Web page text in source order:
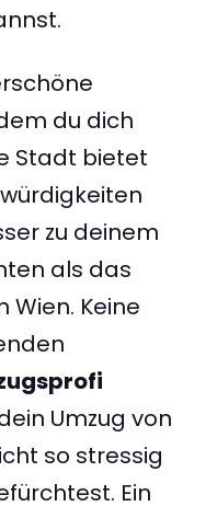
du dich
Stadt bietet
zu deinem
als das
Keine
Umzug von
so stressig
Ein